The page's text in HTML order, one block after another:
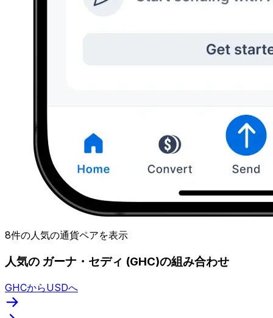
8件の人気の通貨ペアを表示
人気の ガーナ・セディ (GHC)の組み合わせ
GHCからUSDへ